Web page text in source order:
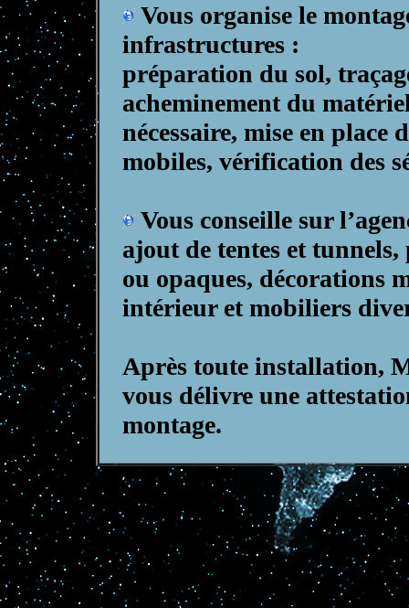
Vous organise le
infrastructures :
préparation du sol,
acheminement du
nécessaire, mise en place
mobiles, vérification des
Vous conseille sur
ajout de tentes et
ou opaques, décorations
intérieur et mobiliers
Après toute installation,
vous délivre une
montage.